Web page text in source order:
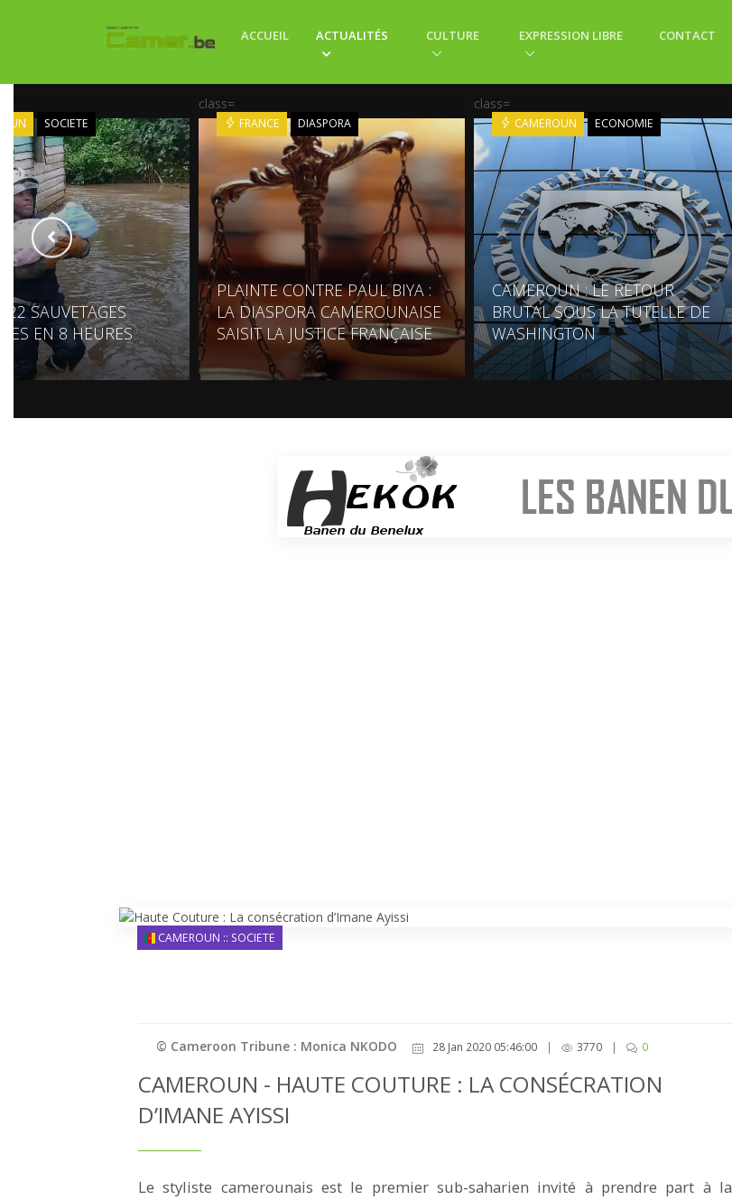
ACCUEIL ACTUALITÉS CULTURE EXPRESSION LIBRE CONTACT
SOCIETE
22 SAUVETAGES
EN 8 HEURES
class=
FRANCE DIASPORA
PLAINTE CONTRE PAUL BIYA :
LA DIASPORA CAMEROUNAISE
SAISIT LA JUSTICE FRANÇAISE
class=
CAMEROUN ECONOMIE
CAMEROUN : LE RETOUR
BRUTAL SOUS LA TUTELLE DE
WASHINGTON
CAMEROUN :: SOCIETE
© Cameroon Tribune : Monica NKODO 28 Jan 2020 05:46:00 | 3770 | 0
CAMEROUN - HAUTE COUTURE : LA CONSÉCRATION
D’IMANE AYISSI
Le styliste camerounais est le premier sub-saharien invité à prendre part à la